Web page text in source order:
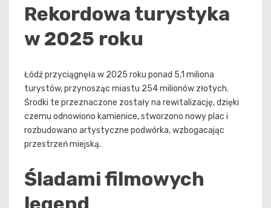
Rekordowa turystyka
w 2025 roku
Łódź przyciągnęła w 2025 roku ponad 5,1 miliona
turystów, przynosząc miastu 254 milionów złotych.
Środki te przeznaczone zostały na rewitalizację, dzięki
czemu odnowiono kamienice, stworzono nowy plac i
rozbudowano artystyczne podwórka, wzbogacając
przestrzeń miejską.
Śladami filmowych